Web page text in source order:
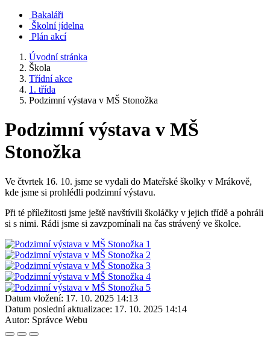
Bakaláři
Školní jídelna
Plán akcí
Úvodní stránka
Škola
Třídní akce
1. třída
Podzimní výstava v MŠ Stonožka
Podzimní výstava v MŠ
Stonožka
Ve čtvrtek 16. 10. jsme se vydali do Mateřské školky v Mrákově,
kde jsme si prohlédli podzimní výstavu.
Při té příležitosti jsme ještě navštívili školáčky v jejich třídě a pohráli
si s nimi. Rádi jsme si zavzpomínali na čas strávený ve školce.
Datum vložení: 17. 10. 2025 14:13
Datum poslední aktualizace: 17. 10. 2025 14:14
Autor: Správce Webu